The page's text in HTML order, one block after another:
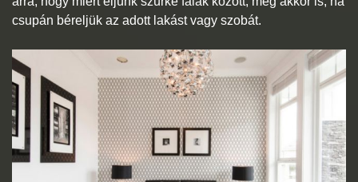
csupán béreljük az adott lakást vagy szobát.